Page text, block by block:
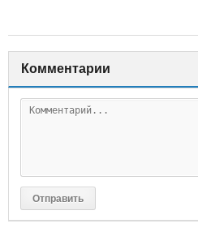
Комментарии